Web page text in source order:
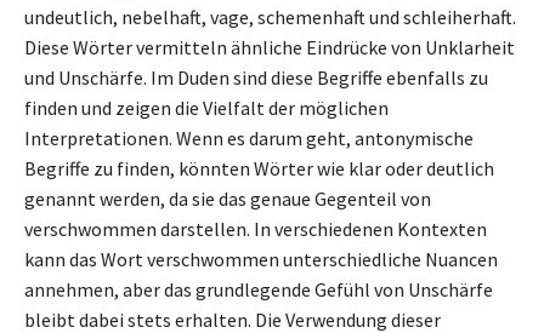
undeutlich, nebelhaft, vage, schemenhaft und schleiherhaft.
Diese Wörter vermitteln ähnliche Eindrücke von Unklarheit
und Unschärfe. Im Duden sind diese Begriffe ebenfalls zu
finden und zeigen die Vielfalt der möglichen
Interpretationen. Wenn es darum geht, antonymische
Begriffe zu finden, könnten Wörter wie klar oder deutlich
genannt werden, da sie das genaue Gegenteil von
verschwommen darstellen. In verschiedenen Kontexten
kann das Wort verschwommen unterschiedliche Nuancen
annehmen, aber das grundlegende Gefühl von Unschärfe
bleibt dabei stets erhalten. Die Verwendung dieser